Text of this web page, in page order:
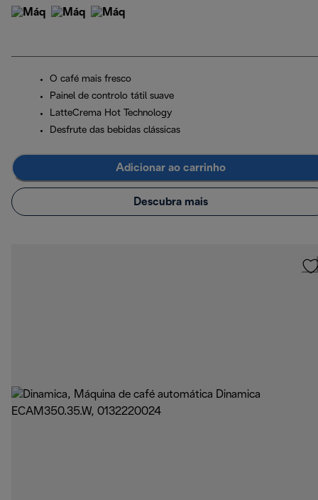
O café mais fresco
Painel de controlo tátil suave
LatteCrema Hot Technology
Desfrute das bebidas clássicas
Adicionar ao carrinho
Descubra mais